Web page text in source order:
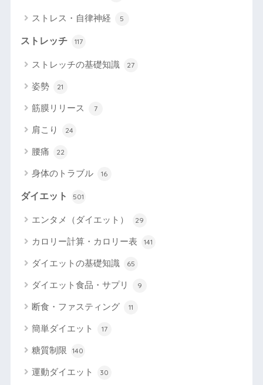
ストレス・自律神経 5
ストレッチ 117
ストレッチの基礎知識 27
姿勢 21
筋膜リリース 7
肩こり 24
腰痛 22
身体のトラブル 16
ダイエット 501
エンタメ（ダイエット） 29
カロリー計算・カロリー表 141
ダイエットの基礎知識 65
ダイエット食品・サプリ 9
断食・ファスティング 11
簡単ダイエット 17
糖質制限 140
運動ダイエット 30